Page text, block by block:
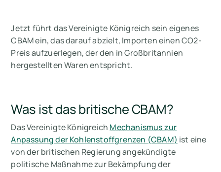
Jetzt führt das Vereinigte Königreich sein eigenes
CBAM ein, das darauf abzielt, Importen einen CO2-
Preis aufzuerlegen, der den in Großbritannien
hergestellten Waren entspricht.
Was ist das britische CBAM?
Das Vereinigte Königreich Mechanismus zur
Anpassung der Kohlenstoffgrenzen (CBAM) ist eine
von der britischen Regierung angekündigte
politische Maßnahme zur Bekämpfung der